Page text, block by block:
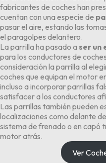
fabricantes de coches han
cuentan con una especie de
pasar el aire, estando las
el paragolpes delantero.
La parrilla ha pasado aser un
para los conductores de
consideración la parrilla al
coches que equipan el motor
incluso a incorporar parrillas
satisfacer a los conductores
Las parrillas también pueden
localizaciones como delante
sistema de frenado o en capó
motor atrás.
Ver